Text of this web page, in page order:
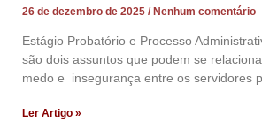
26 de dezembro de 2025 Nenhum comentário
Estágio Probatório e Processo
são dois assuntos que podem se
medo e insegurança entre os servidores
Ler Artigo »